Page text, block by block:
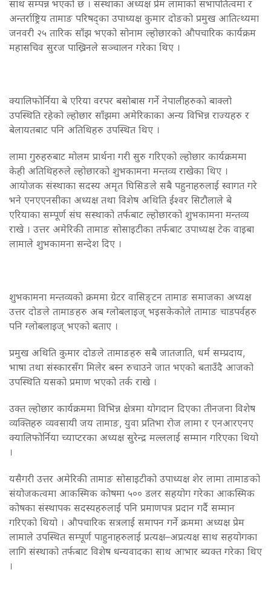
साथ सम्पन्न भएको छ । संस्थाका अध्यक्ष प्रेम लामाको सभापतित्वमा र
अन्तर्राष्ट्रिय तामाङ परिषद्का उपाध्यक्ष कुमार दोङको प्रमुख आतित्थ्यमा
जनवरी २५ तारिक साँझ भएको सोनाम ल्होछारको औपचारिक कार्यक्रम
महासचिव सुरज पाख्रिनले सञ्चालन गरेका थिए ।
क्यालिफोर्निया बे एरिया वरपर बसोबास गर्ने नेपालीहरुको बाक्लो
उपस्थिति रहेको ल्होछार साँझमा अमेरिकाका अन्य विभिन्न राज्यहरु र
बेलायतबाट पनि अतिथिहरु उपस्थित थिए ।
लामा गुरुहरुबाट मोलम प्रार्थना गरी सुरु गरिएको ल्होछार कार्यक्रममा
केही अतिथिहरुले ल्होछारको शुभकामना मन्तव्य राखेका थिए ।
आयोजक संस्थाका सदस्य अमृत घिसिङले सबै पहुनाहरुलाई स्वागत गरे
भने एनएएनसीका अध्यक्ष तथा विशेष अथिति ईश्वर सिटौलाले बे
एरियाका सम्पूर्ण संघ सस्थाको तर्फबाट ल्होछारको शुभकामना मन्तव्य
राखे । उत्तर अमेरिकी तामाङ सोसाइटीका तर्फबाट उपाध्यक्ष टेक वाइबा
लामाले शुभकामना सन्देश दिए ।
शुभकामना मन्तव्यको क्रममा ग्रेटर वासिङ्टन तामाङ समाजका अध्यक्ष
उत्तर दोङले तामाङहरु अब ग्लोबलाइज् भइसकेकोले तामाङ चाडपर्वहरु
पनि ग्लोबलाइज् भएको बताए ।
प्रमुख अथिति कुमार दोङले तामाङहरु सबै जातजाति, धर्म सम्प्रदाय,
भाषा तथा संस्कारसँग मिलेर बस्न रुचाउने जात भएको बताउँदै आजको
उपस्थिति यसको प्रमाण भएको तर्क राखे ।
उक्त ल्होछार कार्यक्रममा विभिन्न क्षेत्रमा योगदान दिएका तीनजना विशेष
व्यक्तिहरु व्यवसायी जय तामाङ, युवा प्रतिभा रोज लामा र एनआरएनए
क्यालिफोर्निया च्याप्टरका अध्यक्ष सुरेन्द्र मल्ललाई सम्मान गरिएका थियो
।
यसैगरी उत्तर अमेरिकी तामाङ सोसाइटीको उपाध्यक्ष शेर लामा तामाङको
संयोजकत्वमा आकस्मिक कोषमा ५०० डलर सहयोग गरेका आकस्मिक
कोषका संस्थापक सदस्यहरुलाई पनि प्रमाणपत्र प्रदान गर्दै सम्मान
गरिएको थियो । औपचारिक सत्रलाई समापन गर्ने क्रममा अध्यक्ष प्रेम
लामाले उपस्थित सम्पूर्ण पाहुनाहरुलाई प्रत्यक्ष–अप्रत्यक्ष साथ सहयोगका
लागि संस्थाको तर्फबाट विशेष धन्यवादका साथ आभार ब्यक्त गरेका थिए
।